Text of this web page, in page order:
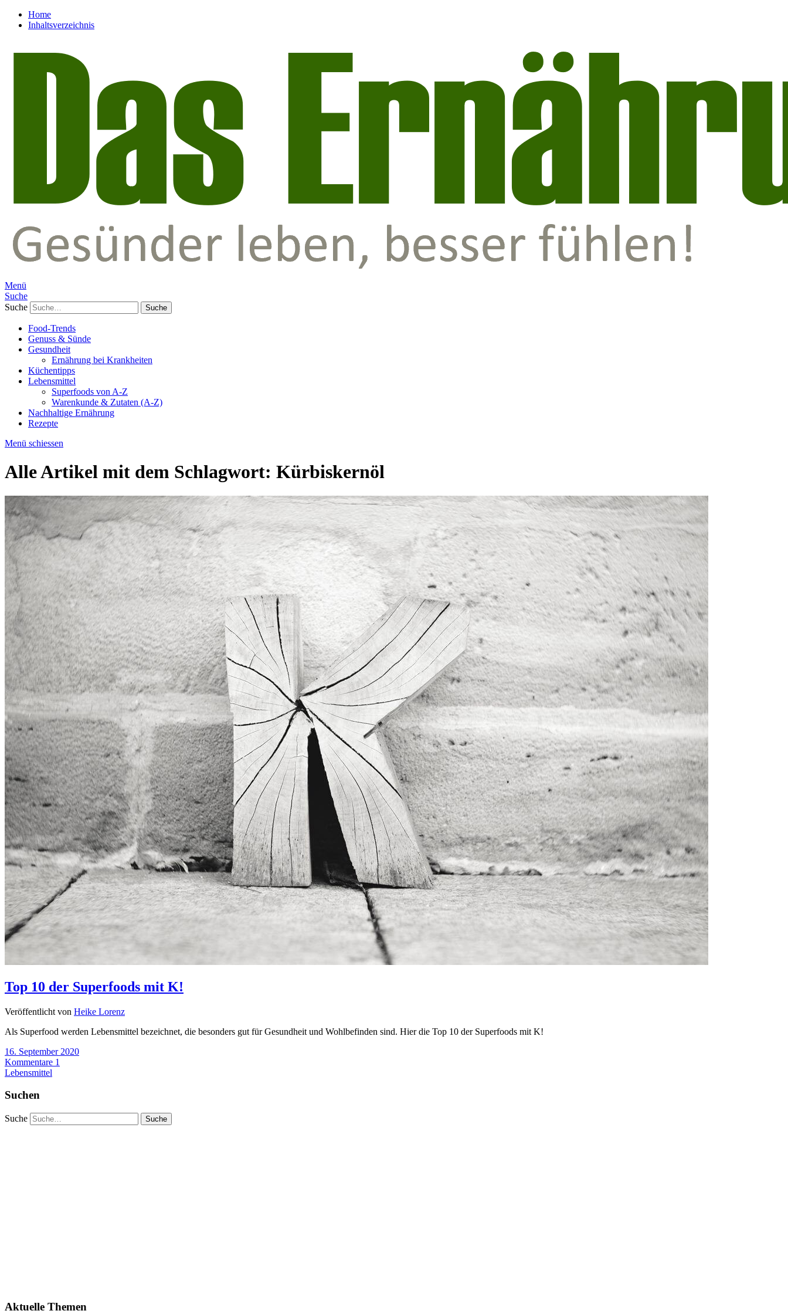
Home
Inhaltsverzeichnis
Menü
Suche
Suche
Food-Trends
Genuss & Sünde
Gesundheit
Ernährung bei Krankheiten
Küchentipps
Lebensmittel
Superfoods von A-Z
Warenkunde & Zutaten (A-Z)
Nachhaltige Ernährung
Rezepte
Menü schiessen
Alle Artikel mit dem Schlagwort: Kürbiskernöl
Top 10 der Superfoods mit K!
Veröffentlicht von Heike Lorenz
Als Superfood werden Lebensmittel bezeichnet, die besonders gut für Gesundheit und Wohlbefinden sind. Hier die Top 10 der Superfoods mit K!
16. September 2020
Kommentare 1
Lebensmittel
Suchen
Suche
Aktuelle Themen